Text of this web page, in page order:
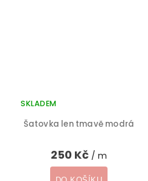
Šatovka len tmavě modrá
SKLADEM
250 Kč / m